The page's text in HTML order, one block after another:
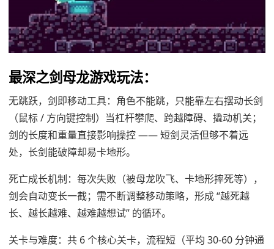
最深之剑母龙游戏玩法：
无跳跃，剑即移动工具：角色不能跳，只能靠左右摆动长剑
（鼠标 / 方向键控制）当杠杆攀爬、跨越障碍、撬动机关；
剑的长度和重量直接影响操控 —— 短剑灵活但够不着远
处，长剑能破障却易卡地形。
死亡成长机制：每次失败（被母龙吹飞、卡地形摔死等），
剑会自动变长一截；需不断调整移动策略，形成 “越死越
长、越长越难、越难越想试” 的循环。
关卡与难度：共 6 个核心关卡，流程短（平均 30-60 分钟通